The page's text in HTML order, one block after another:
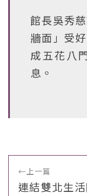
館長吳秀
牆面」受
成五花八
息。
←上一篇
連結雙北生